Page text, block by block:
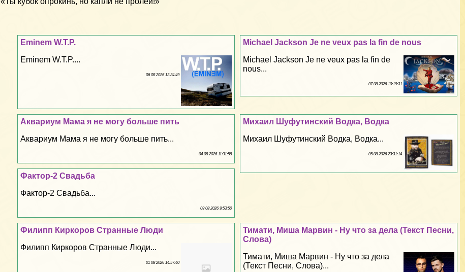
Michael Jackson Je ne veux pas la fin de nous
Michael Jackson Je ne veux pas la fin de
nous...
07 08 2026 10:19:31
Eminem W.T.P.
Eminem W.T.P....
06 08 2026 12:34:49
Михаил Шуфутинский Водка, Водка
Михаил Шуфутинский Водка, Водка...
05 08 2026 23:31:14
Аквариум Мама я не могу больше пить
Аквариум Мама я не могу больше пить...
04 08 2026 11:31:58
Фактор-2 Свадьба
Фактор-2 Свадьба...
03 08 2026 9:53:50
Тимати, Миша Марвин - Ну что за дела (Текст Песни,
Слова)
Тимати, Миша Марвин - Ну что за дела
(Текст Песни, Слова)...
Филипп Киркоров Странные Люди
Филипп Киркоров Странные Люди...
01 08 2026 14:57:40